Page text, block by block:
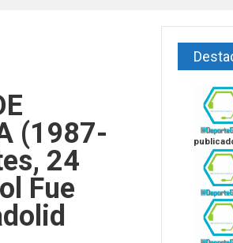
(1987-
24
Fue